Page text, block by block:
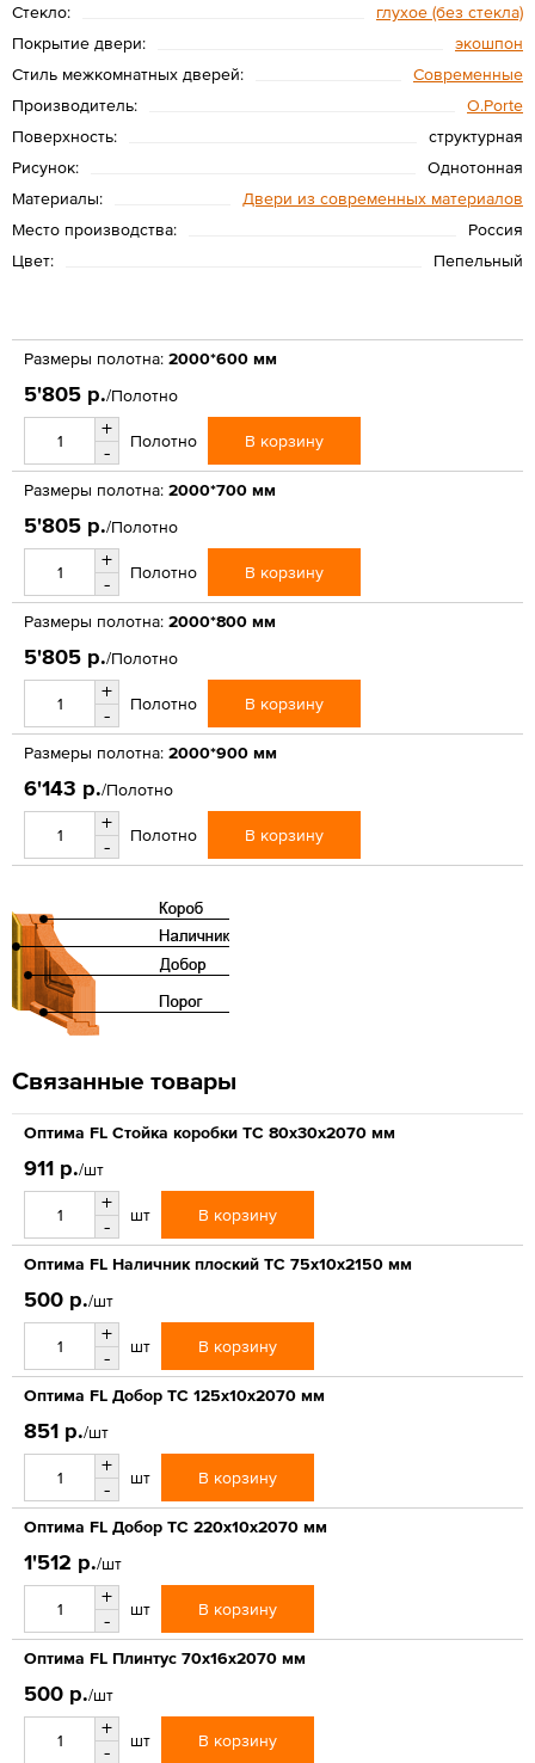
Стекло:
глухое (без стекла)
Покрытие двери:
экошпон
Стиль межкомнатных дверей:
Современные
Производитель:
O.Porte
Поверхность:
структурная
Рисунок:
Однотонная
Материалы:
Двери из современных материалов
Место производства:
Россия
Цвет:
Пепельный
Размеры полотна: 2000*600 мм
5'805 р./Полотно
+
-
Полотно В корзину
Размеры полотна: 2000*700 мм
5'805 р./Полотно
+
-
Полотно В корзину
Размеры полотна: 2000*800 мм
5'805 р./Полотно
+
-
Полотно В корзину
Размеры полотна: 2000*900 мм
6'143 р./Полотно
+
-
Полотно В корзину
Связанные товары
Оптима FL Стойка коробки ТС 80х30х2070 мм
911 р./шт
+
-
шт В корзину
Оптима FL Наличник плоский ТС 75х10х2150 мм
500 р./шт
+
-
шт В корзину
Оптима FL Добор ТС 125х10х2070 мм
851 р./шт
+
-
шт В корзину
Оптима FL Добор ТС 220х10х2070 мм
1'512 р./шт
+
-
шт В корзину
Оптима FL Плинтус 70х16х2070 мм
500 р./шт
+
-
шт В корзину